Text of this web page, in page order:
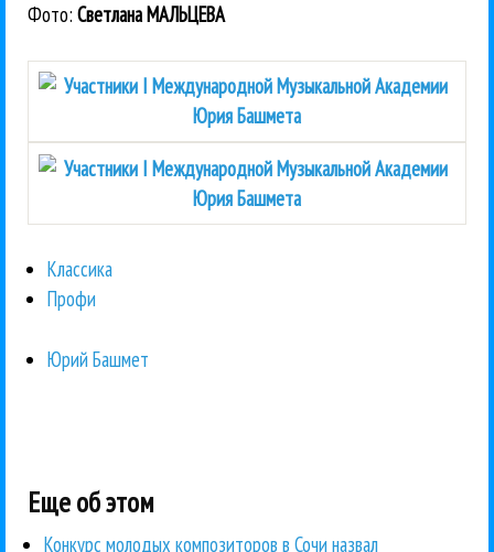
Фото: Светлана МАЛЬЦЕВА
Классика
Профи
Юрий Башмет
Еще об этом
Конкурс молодых композиторов в Сочи назвал